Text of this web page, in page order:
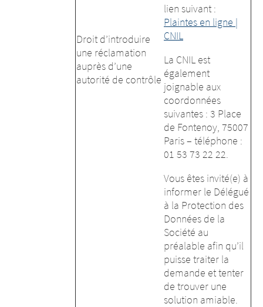
Droit d’introduire
une réclamation
auprès d’une
autorité de contrôle
lien suivant :
Plaintes en ligne |
CNIL
La CNIL est
également
joignable aux
coordonnées
suivantes : 3 Place
de Fontenoy, 75007
Paris – téléphone :
01 53 73 22 22.
Vous êtes invité(e) à
informer le Délégué
à la Protection des
Données de la
Société au
préalable afin qu’il
puisse traiter la
demande et tenter
de trouver une
solution amiable.